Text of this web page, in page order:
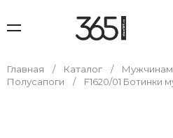
Главная Каталог Мужчинам
Полусапоги
F1620/01 Ботинки